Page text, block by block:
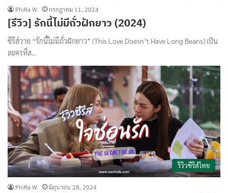
PhiRa W. กรกฎาคม 11, 2024
[รีวิว] รักนี้ไม่มีถั่วฝักยาว (2024)
ซีรีส์วาย “รักนี้ไม่มีถั่วฝักยาว” (This Love Doesn’t Have Long Beans) เป็น
ละครที่ส…
รีวิวซีรีส์ไทย
PhiRa W. มิถุนายน 28, 2024